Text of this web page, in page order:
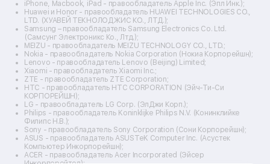
Ремонт винных шкафов
Ремонт выпрямителей
Ремонт сушилок для рук
Ремонт дальномеров
Ремонт снегоуборщиков
iPhone, Macbook, iPad - правообладатель Apple Inc. (Эпл Инк.);
Huawei и Honor - правообладатель HUAWEI TECHNOLOGIES CO.,
LTD. (ХУАВЕЙ ТЕКНОЛОДЖИС КО., ЛТД.);
Samsung – правообладатель Samsung Electronics Co. Ltd.
(Самсунг Электроникс Ко., Лтд.);
MEIZU - правообладатель MEIZU TECHNOLOGY CO., LTD.;
Nokia - правообладатель Nokia Corporation (Нокиа Корпорейшн);
Lenovo - правообладатель Lenovo (Beijing) Limited;
Xiaomi - правообладатель Xiaomi Inc.;
ZTE - правообладатель ZTE Corporation;
HTC - правообладатель HTC CORPORATION (Эйч-Ти-Си
КОРПОРЕЙШН);
LG - правообладатель LG Corp. (ЭлДжи Корп.);
Philips - правообладатель Koninklijke Philips N.V. (Конинклийке
Филипс Н.В.);
Sony - правообладатель Sony Corporation (Сони Корпорейшн);
ASUS - правообладатель ASUSTeK Computer Inc. (Асустек
Компьютер Инкорпорейшн);
ACER - правообладатель Acer Incorporated (Эйсер